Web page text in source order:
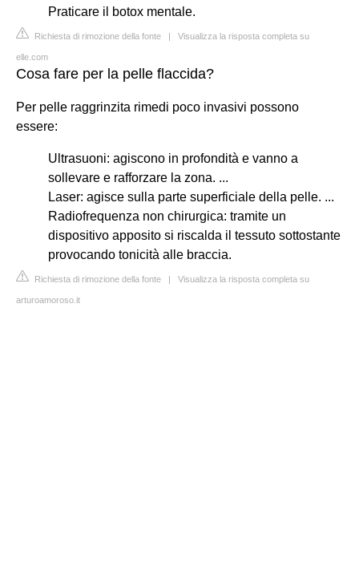
Praticare il botox mentale.
Richiesta di rimozione della fonte | Visualizza la risposta completa su
elle.com
Cosa fare per la pelle flaccida?
Per pelle raggrinzita rimedi poco invasivi possono
essere:
Ultrasuoni: agiscono in profondità e vanno a
sollevare e rafforzare la zona. ...
Laser: agisce sulla parte superficiale della pelle. ...
Radiofrequenza non chirurgica: tramite un
dispositivo apposito si riscalda il tessuto sottostante
provocando tonicità alle braccia.
Richiesta di rimozione della fonte | Visualizza la risposta completa su
arturoamoroso.it